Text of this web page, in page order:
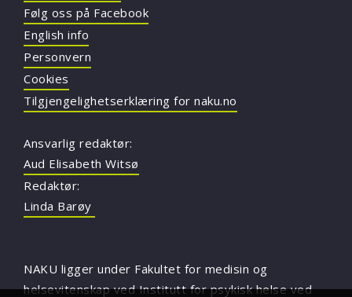
Følg oss på Facebook
English info
Personvern
Cookies
Tilgjengelighetserklæring for naku.no
Ansvarlig redaktør:
Aud Elisabeth Witsø
Redaktør:
Linda Barøy
NAKU ligger under Fakultet for medisin og
helsevitenskap ved Institutt for psykisk helse ved